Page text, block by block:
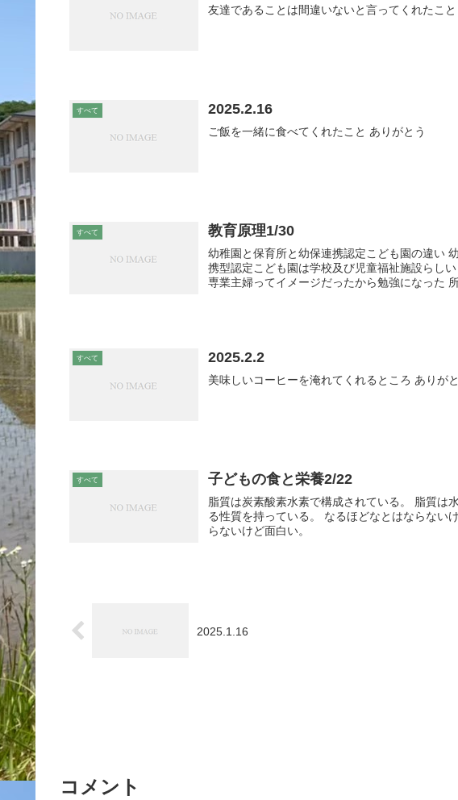
友達であることは間違いないと言ってくれたこ
すべて 2025.2.16
ご飯を一緒に食べてくれたこと ありがとう
すべて 教育原理1/30
幼稚園と保育所と幼保連携認定こども園の違
携型認定こども園は学校及び児童福祉施設らし
専業主婦ってイメージだったから勉強になった 所
すべて 2025.2.2
美味しいコーヒーを淹れてくれるところ ありが
すべて 子どもの食と栄養2/22
脂質は炭素酸素水素で構成されている。 脂質は
る性質を持っている。 なるほどなとはならない
らないけど面白い。
2025.1.16
コメント